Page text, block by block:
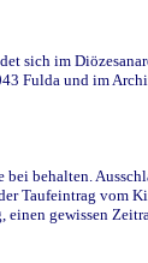
sich im
Fulda und im
behalten.
Taufeintrag
gewissen